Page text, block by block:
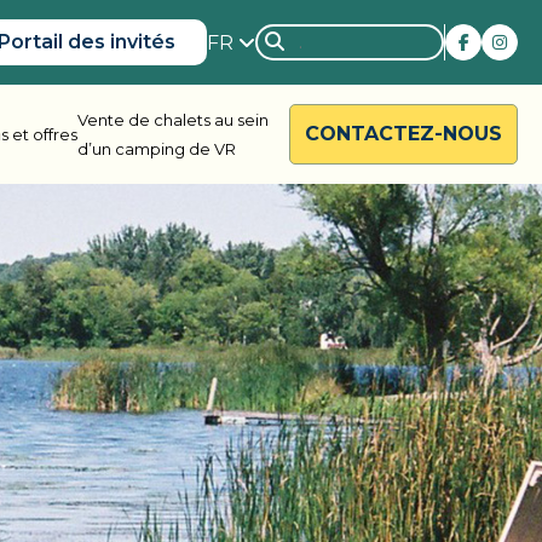
Portail des invités FR
Rondalyn
River
Grandview
Bay
Nestle In
Acres
Silent Valley
Valley
Victoria Harbour
et offres
Vente de chalets au sein
d’un camping de VR
CONTACTEZ-NOUS